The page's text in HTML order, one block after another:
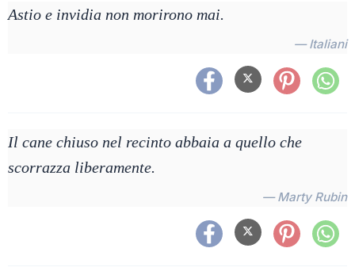
Astio e invidia non morirono mai.
— Italiani
Il cane chiuso nel recinto abbaia a quello che
scorrazza liberamente.
— Marty Rubin